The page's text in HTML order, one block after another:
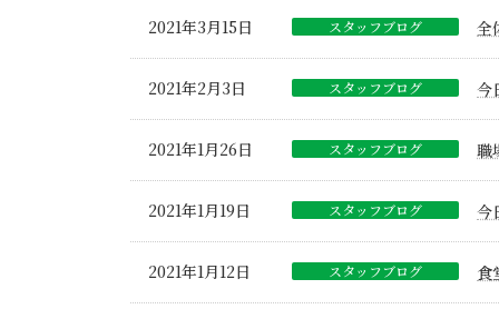
2021年3月15日 スタッフブログ 全
2021年2月3日 スタッフブログ 今
2021年1月26日 スタッフブログ 職
2021年1月19日 スタッフブログ 今
2021年1月12日 スタッフブログ 食